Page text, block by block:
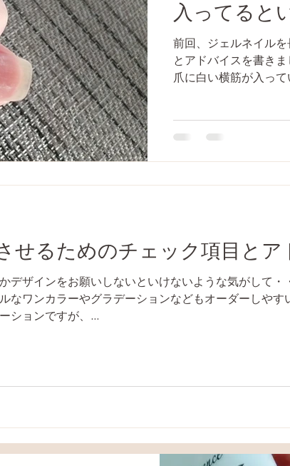
入ってると
前回、ジェルネイル
とアドバイスを書き
爪に白い横筋が入っ
せるためのチェック項目とア
デザインをお願いしないといけないような気がして
なワンカラーやグラデーションなどもオーダーしや
ションですが、...